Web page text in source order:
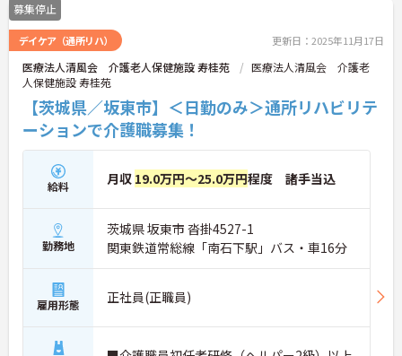
募集停止
デイケア（通所リハ） 更新日：2025年11月17日
医療法人清風会 介護老人保健施設 寿桂苑
医療法人清風会 介護老
人保健施設 寿桂苑
【茨城県／坂東市】＜日勤のみ＞通所リハビリテ
ーションで介護職募集！
給料 月収 19.0万円～25.0万円程度 諸手当込
勤務地
茨城県 坂東市 沓掛4527-1
関東鉄道常総線「南石下駅」バス・車16分
雇用形態 正社員(正職員)